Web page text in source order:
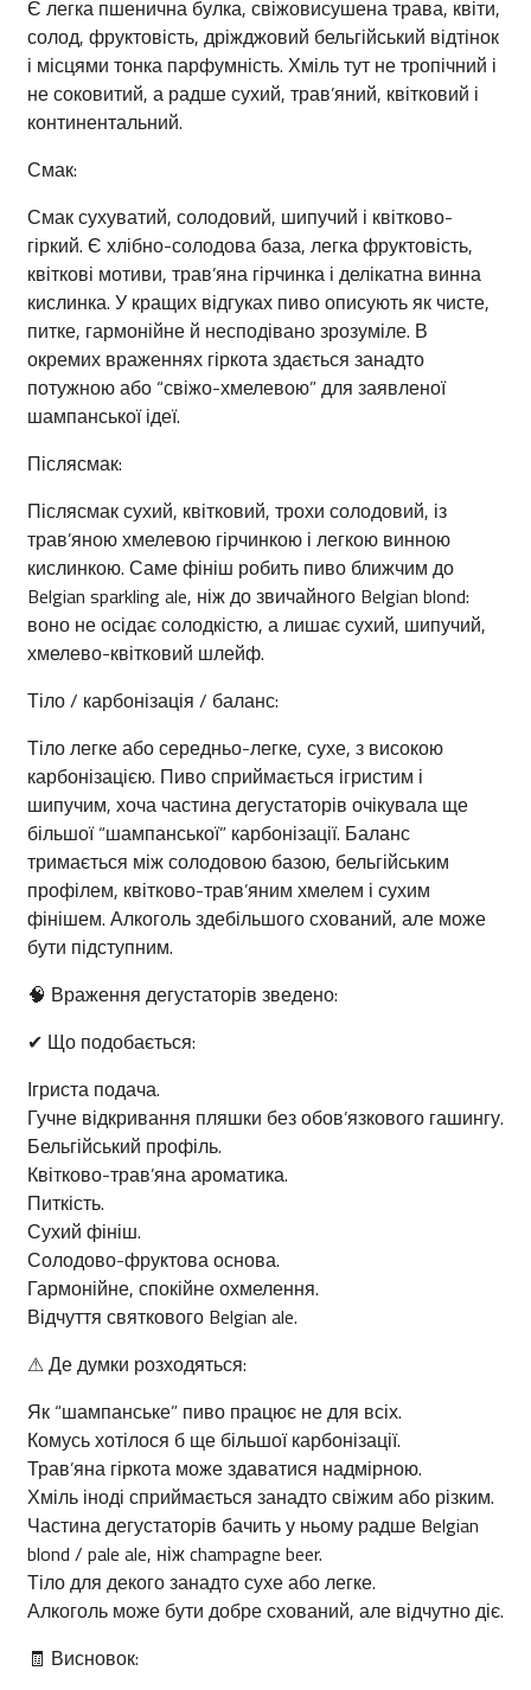
Є легка пшенична булка, свіжовисушена трава, квіти,
солод, фруктовість, дріжджовий бельгійський відтінок
і місцями тонка парфумність. Хміль тут не тропічний і
не соковитий, а радше сухий, трав’яний, квітковий і
континентальний.
Смак:
Смак сухуватий, солодовий, шипучий і квітково-
гіркий. Є хлібно-солодова база, легка фруктовість,
квіткові мотиви, трав’яна гірчинка і делікатна винна
кислинка. У кращих відгуках пиво описують як чисте,
питке, гармонійне й несподівано зрозуміле. В
окремих враженнях гіркота здається занадто
потужною або “свіжо-хмелевою” для заявленої
шампанської ідеї.
Післясмак:
Післясмак сухий, квітковий, трохи солодовий, із
трав’яною хмелевою гірчинкою і легкою винною
кислинкою. Саме фініш робить пиво ближчим до
Belgian sparkling ale, ніж до звичайного Belgian blond:
воно не осідає солодкістю, а лишає сухий, шипучий,
хмелево-квітковий шлейф.
Тіло / карбонізація / баланс:
Тіло легке або середньо-легке, сухе, з високою
карбонізацією. Пиво сприймається ігристим і
шипучим, хоча частина дегустаторів очікувала ще
більшої “шампанської” карбонізації. Баланс
тримається між солодовою базою, бельгійським
профілем, квітково-трав’яним хмелем і сухим
фінішем. Алкоголь здебільшого схований, але може
бути підступним.
🧠 Враження дегустаторів зведено:
✔ Що подобається:
Ігриста подача.
Гучне відкривання пляшки без обов’язкового гашингу.
Бельгійський профіль.
Квітково-трав’яна ароматика.
Питкість.
Сухий фініш.
Солодово-фруктова основа.
Гармонійне, спокійне охмелення.
Відчуття святкового Belgian ale.
⚠ Де думки розходяться:
Як “шампанське” пиво працює не для всіх.
Комусь хотілося б ще більшої карбонізації.
Трав’яна гіркота може здаватися надмірною.
Хміль іноді сприймається занадто свіжим або різким.
Частина дегустаторів бачить у ньому радше Belgian
blond / pale ale, ніж champagne beer.
Тіло для декого занадто сухе або легке.
Алкоголь може бути добре схований, але відчутно діє.
🧾 Висновок: